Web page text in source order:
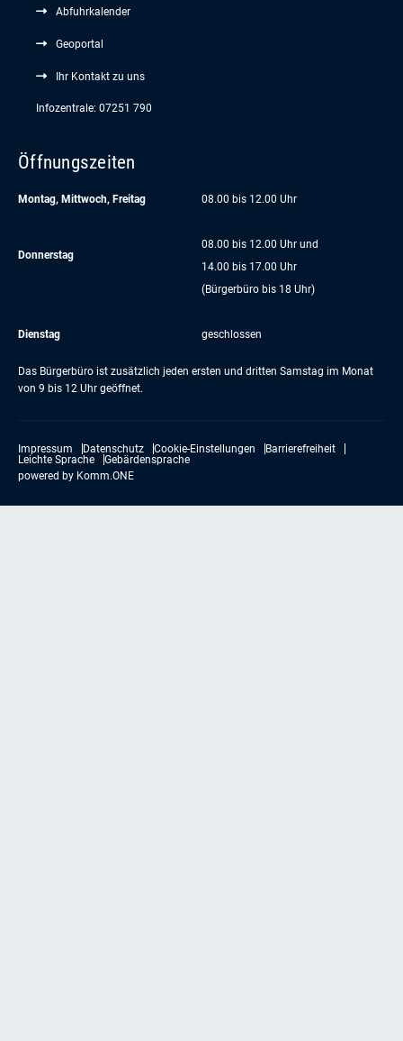
Abfuhrkalender
Geoportal
Ihr Kontakt zu uns
Infozentrale: 07251 790
Öffnungszeiten
Montag, Mittwoch, Freitag 08.00 bis 12.00 Uhr
Donnerstag
08.00 bis 12.00 Uhr und
14.00 bis 17.00 Uhr
(Bürgerbüro bis 18 Uhr)
Dienstag geschlossen
Das Bürgerbüro ist zusätzlich jeden ersten und dritten Samstag im Monat
von 9 bis 12 Uhr geöffnet.
Impressum Datenschutz Cookie-Einstellungen
Barrierefreiheit
Leichte Sprache
Gebärdensprache
powered by Komm.ONE